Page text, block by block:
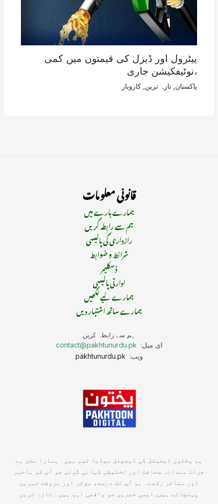
پیٹرول اور ڈیزل کی قیمتوں میں کمی
،نوٹیفکیشن جاری
پاکستان تازہ ترین کاروبار
قانونی معلومات
ہمارے بارے میں
ہم سے رابطہ کریں
رازداری کی پالیسی
شرائط و ضوابط
ڈسکلیمر
ادارتی پالیسی
ہمارے لیے لکھیں
ہمارے ساتھ اشتہار دیں
ہم سے رابطہ کریں
ای میل: contact@pakhtunurdu.pk
ویب:
ہم پختون ڈیجیٹل کی ڈیجیٹل میڈیا ٹیم ہیں۔ ہمارا مشن ہے
جرات مندانہ صحافت اور تخلیقی کہانی گوئی جو آپ کو باخبر
اور متاثر رکھے۔ ہم آپ تک درست، مؤثر اور بروقت خبریں
پہنچاتے ہیں, ایسی خبریں جو واقعی اہم ہیں۔ تازہ ترین